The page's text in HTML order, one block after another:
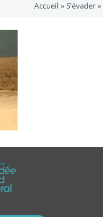
Accueil » S’évader »